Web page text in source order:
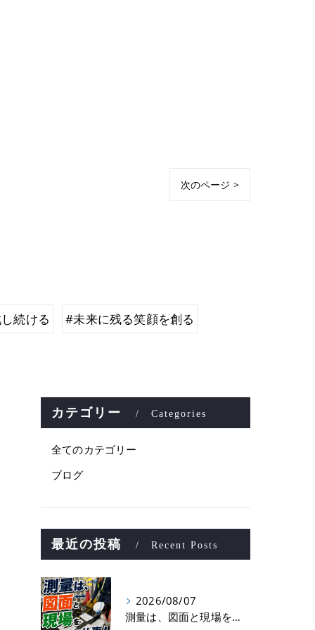
次のページ >
続ける
#未来に残る笑顔を創る
カテゴリー Categories
全てのカテゴリー
ブログ
最近の投稿 Recent Posts
2026/08/07
測量は、図面と現場をつなぐ仕事！